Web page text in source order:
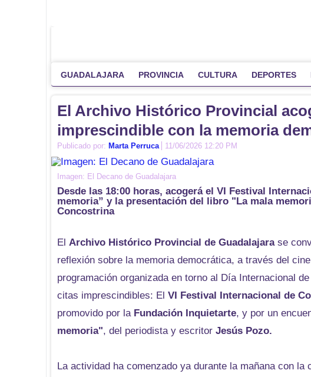
GUADALAJARA PROVINCIA CULTURA DEPORTES
El Archivo Histórico Provincial
imprescindible con la memoria
Publicado por: Marta Perruca 11/06/2026 12:20 PM
Imagen: El Decano de Guadalajara
Desde las 18:00 horas, acogerá el VI Festival
memoria” y la presentación del libro "La mala
Concostrina
El Archivo Histórico Provincial de Guadalajarase
reflexión sobre la memoria democrática, a través del
programación organizada en torno al Día Internacional
citas imprescindibles: El VI Festival Internacional de
promovido por la Fundación Inquietarte, y por un
memoria", del periodista y escritor Jesús Pozo.
La actividad ha comenzado ya durante la mañana con la